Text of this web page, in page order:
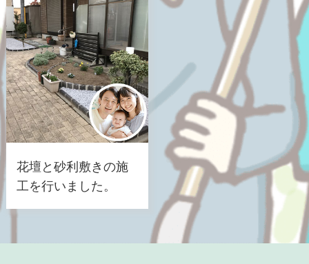
花壇と砂利敷きの施
工を行いました。